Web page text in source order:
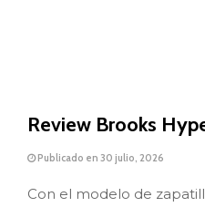
Review Brooks
Publicado en 30 julio, 2026
Con el modelo de